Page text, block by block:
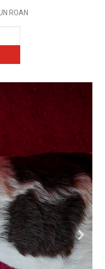
ROAN